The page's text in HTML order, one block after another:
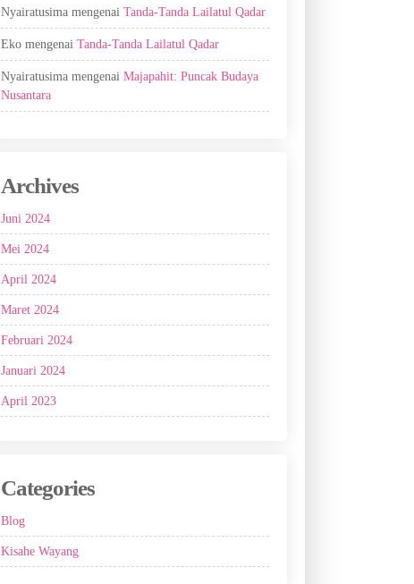
Nyairatusima mengenaiTanda-Tanda Lailatul Qadar
Eko mengenaiTanda-Tanda Lailatul Qadar
Nyairatusima mengenaiMajapahit: Puncak Budaya
Nusantara
Archives
Juni 2024
Mei 2024
April 2024
Maret 2024
Februari 2024
Januari 2024
April 2023
Categories
Blog
Kisahe Wayang